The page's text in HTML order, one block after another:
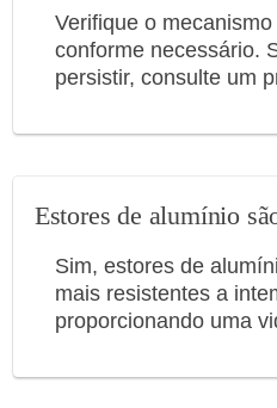
Verifique o
conforme necessário.
persistir, consulte um
Estores de alumínio
Sim, estores de
mais resistentes a
proporcionando uma